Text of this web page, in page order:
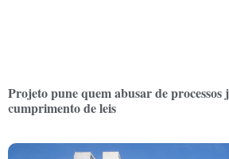
Projeto pune quem abusar de
cumprimento de leis